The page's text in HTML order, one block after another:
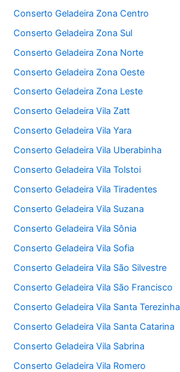
Conserto Geladeira Zona Centro
Conserto Geladeira Zona Sul
Conserto Geladeira Zona Norte
Conserto Geladeira Zona Oeste
Conserto Geladeira Zona Leste
Conserto Geladeira Vila Zatt
Conserto Geladeira Vila Yara
Conserto Geladeira Vila Uberabinha
Conserto Geladeira Vila Tolstoi
Conserto Geladeira Vila Tiradentes
Conserto Geladeira Vila Suzana
Conserto Geladeira Vila Sônia
Conserto Geladeira Vila Sofia
Conserto Geladeira Vila São Silvestre
Conserto Geladeira Vila São Francisco
Conserto Geladeira Vila Santa Terezinha
Conserto Geladeira Vila Santa Catarina
Conserto Geladeira Vila Sabrina
Conserto Geladeira Vila Romero